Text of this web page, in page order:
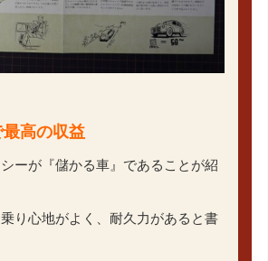
高の収益
ーが『儲かる車』であることが紹
り心地がよく、耐久力があると書